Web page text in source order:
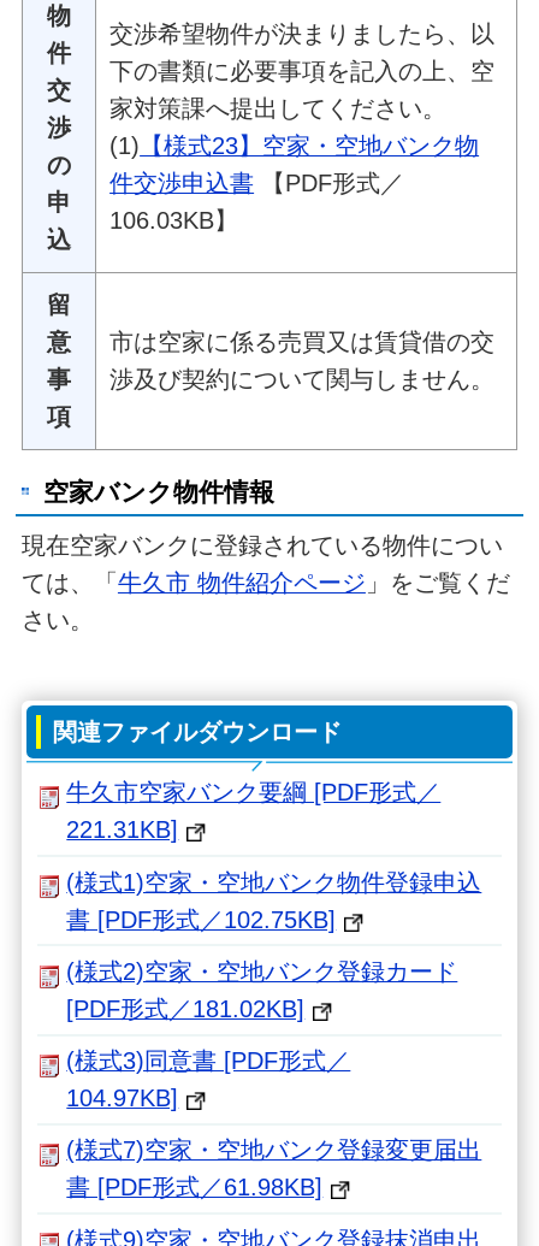
物
件
交
渉
の
申
込
交渉希望物件が決まりましたら、以
下の書類に必要事項を記入の上、空
家対策課へ提出してください。
(1) 【様式23】空家・空地バンク物
件交渉申込書 【PDF形式／
106.03KB】
留
意
事
項
市は空家に係る売買又は賃貸借の交
渉及び契約について関与しません。
空家バンク物件情報
現在空家バンクに登録されている物件につい
ては、「 牛久市 物件紹介ページ 」をご覧くだ
さい。
関連ファイルダウンロード
牛久市空家バンク要綱 [PDF形式／
221.31KB]
(様式1)空家・空地バンク物件登録申込
書 [PDF形式／102.75KB]
(様式2)空家・空地バンク登録カード
[PDF形式／181.02KB]
(様式3)同意書 [PDF形式／
104.97KB]
(様式7)空家・空地バンク登録変更届出
書 [PDF形式／61.98KB]
(様式9)空家・空地バンク登録抹消申出